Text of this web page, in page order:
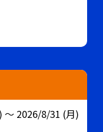
～ 2026/8/31 (月)